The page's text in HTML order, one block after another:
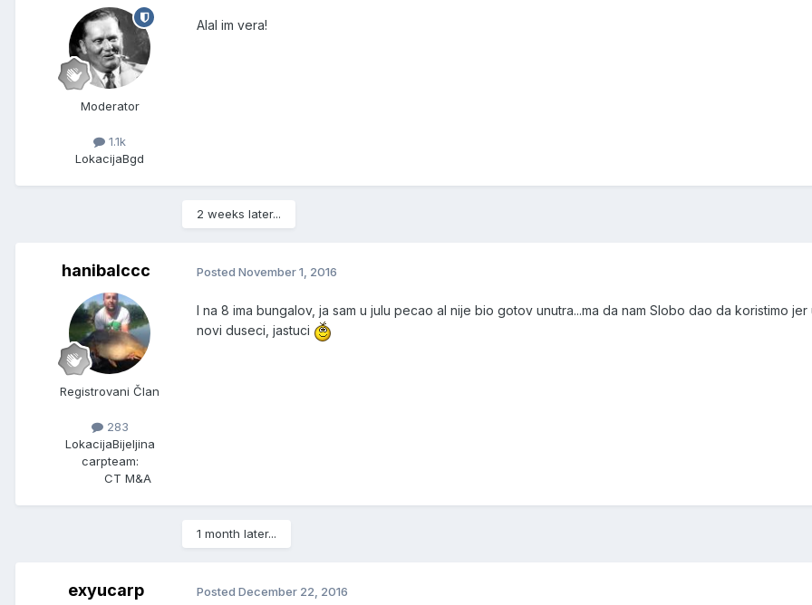
Moderator
1.1k
LokacijaBgd
Alal im vera!
2 weeks later...
hanibalccc
Registrovani Član
283
LokacijaBijeljina
carpteam:
CT M&A
Posted November 1, 2016
I na 8 ima bungalov, ja sam u julu pecao al nije bio gotov unutra...ma da nam Slobo dao da koristimo jer
novi duseci, jastuci
1 month later...
exyucarp Posted December 22, 2016